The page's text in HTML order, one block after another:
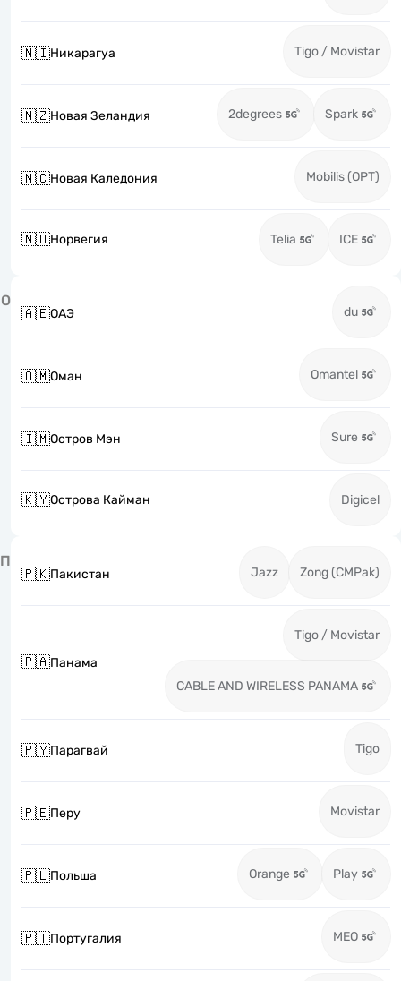
🇳🇮Никарагуа Tigo / Movistar
🇳🇿Новая Зеландия 2degrees Spark
🇳🇨Новая Каледония Mobilis (OPT)
🇳🇴Норвегия Telia ICE
О
🇦🇪ОАЭ du
🇴🇲Оман Omantel
🇮🇲Остров Мэн Sure
🇰🇾Острова Кайман Digicel
П
🇵🇰Пакистан Jazz Zong (CMPak)
🇵🇦Панама
Tigo / Movistar
CABLE AND WIRELESS PANAMA
🇵🇾Парагвай Tigo
🇵🇪Перу Movistar
🇵🇱Польша Orange Play
🇵🇹Португалия MEO